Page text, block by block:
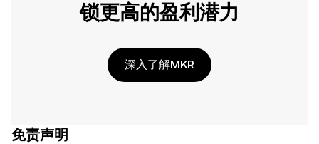
锁更高的盈利潜力
深入了解MKR
免责声明